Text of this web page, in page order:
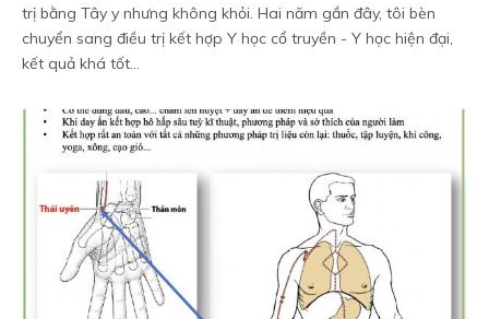
trị bằng Tây y nhưng không khỏi. Hai năm gần đây, tôi bèn
chuyển sang điều trị kết hợp Y học cổ truyền - Y học hiện đại,
kết quả khá tốt...